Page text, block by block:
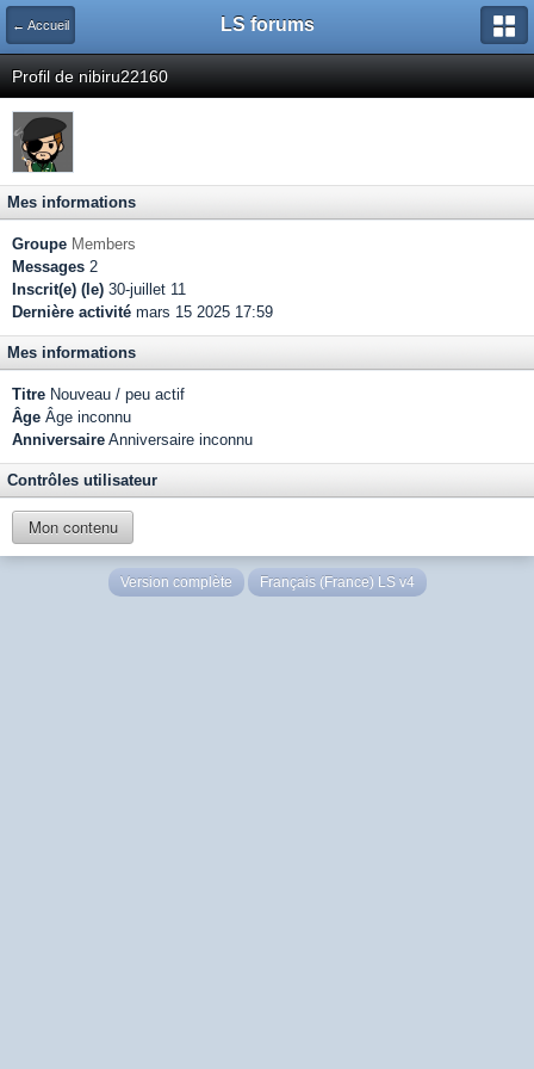
← Accueil LS forums
Profil de nibiru22160
Mes informations
Groupe Members
Messages 2
Inscrit(e) (le) 30-juillet 11
Dernière activité mars 15 2025 17:59
Mes informations
Titre Nouveau / peu actif
Âge Âge inconnu
Anniversaire Anniversaire inconnu
Contrôles utilisateur
Mon contenu
Version complète Français (France) LS v4